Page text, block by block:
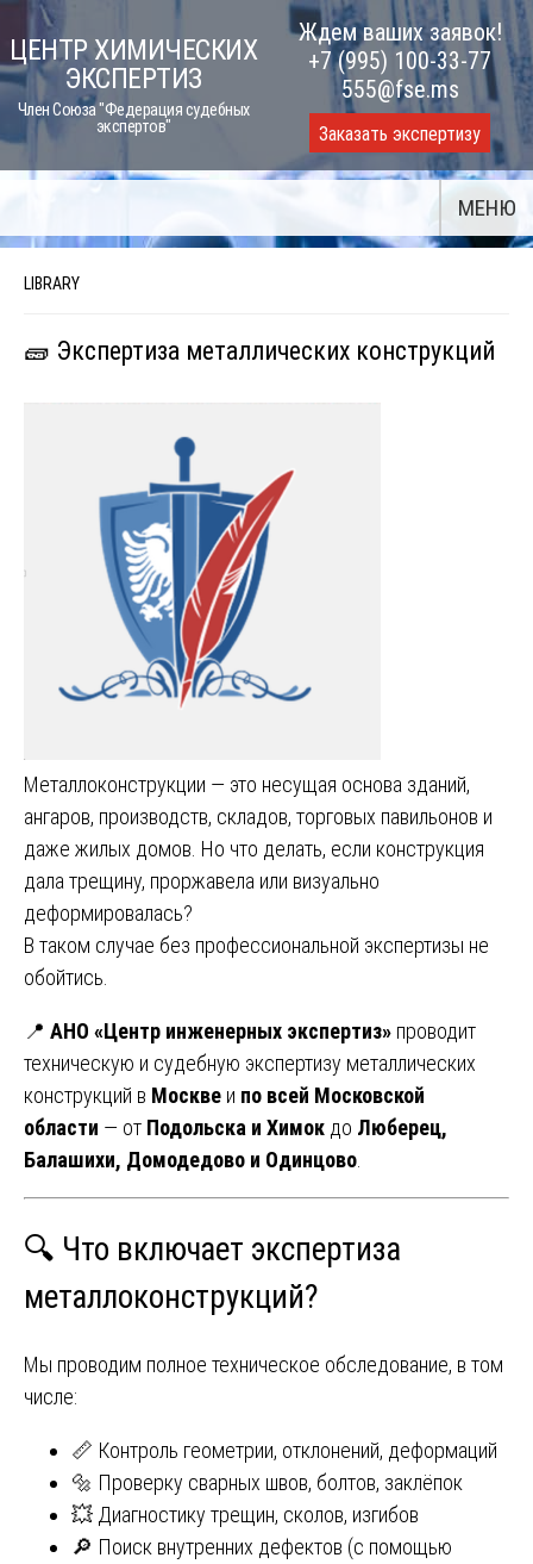
Skip
to
content
ЦЕНТР ХИМИЧЕСКИХ
ЭКСПЕРТИЗ
Член Союза "Федерация судебных
экспертов"
Ждем ваших заявок!
+7 (995) 100-33-77
555@fse.ms
Заказать экспертизу
МЕНЮ
LIBRARY
🧱 Экспертиза металлических конструкций
Металлоконструкции — это несущая основа зданий,
ангаров, производств, складов, торговых павильонов и
даже жилых домов. Но что делать, если конструкция
дала трещину, проржавела или визуально
деформировалась?
В таком случае без профессиональной экспертизы не
обойтись.
📍 АНО «Центр инженерных экспертиз» проводит
техническую и судебную экспертизу металлических
конструкций в Москве и по всей Московской
области — от Подольска и Химок до Люберец,
Балашихи, Домодедово и Одинцово
🔍 Что включает экспертиза
металлоконструкций?
Мы проводим полное техническое обследование, в том
числе:
📏 Контроль геометрии, отклонений, деформаций
🔩 Проверку сварных швов, болтов, заклёпок
💥 Диагностику трещин, сколов, изгибов
🔎 Поиск внутренних дефектов (с помощью